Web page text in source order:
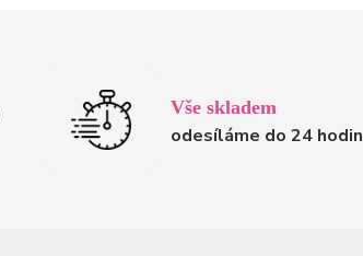
Vše skladem
odesíláme do 24 hodin